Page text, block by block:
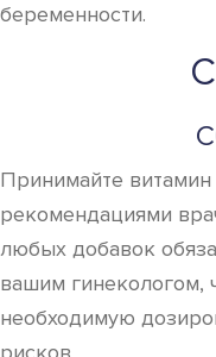
беременности.
Принимайте витамин
рекомендациями
любых добавок
вашим гинекологом,
необходимую